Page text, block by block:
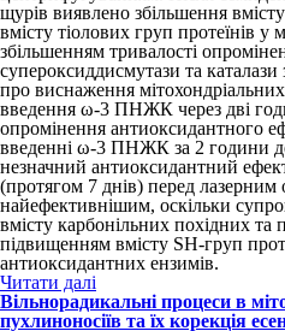
щурів виявлено збільшення
вмісту тіолових груп протеїнів у
збільшенням тривалості
супероксиддисмутази та
про виснаження
введення ω-3 ПНЖК через дві
опромінення антиоксидантного
введенні ω-3 ПНЖК за 2 години
незначний антиоксидантний
(протягом 7 днів) перед
найефективнішим, оскільки
вмісту карбонільних похідних та
підвищенням вмісту SH-груп
антиоксидантних ензимів.
Читати далі
Вільнорадикальні процеси в
пухлиноносіїв та їх корекція